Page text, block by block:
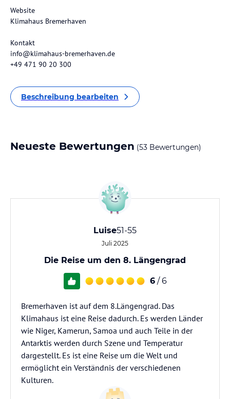
Website
Klimahaus Bremerhaven
Kontakt
info@klimahaus-bremerhaven.de
+49 471 90 20 300
Beschreibung bearbeiten
Neueste Bewertungen (53 Bewertungen)
Luise51-55
Juli 2025
Die Reise um den 8. Längengrad
6 / 6
Bremerhaven ist auf dem 8.Längengrad. Das
Klimahaus ist eine Reise dadurch. Es werden Länder
wie Niger, Kamerun, Samoa und auch Teile in der
Antarktis werden durch Szene und Temperatur
dargestellt. Es ist eine Reise um die Welt und
ermöglicht ein Verständnis der verschiedenen
Kulturen.